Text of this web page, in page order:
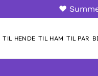
❤️
TIL HENDE TIL HAM TIL PAR